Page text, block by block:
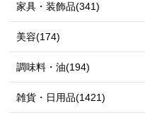
家具・装飾品(341)
美容(174)
調味料・油(194)
雑貨・日用品(1421)